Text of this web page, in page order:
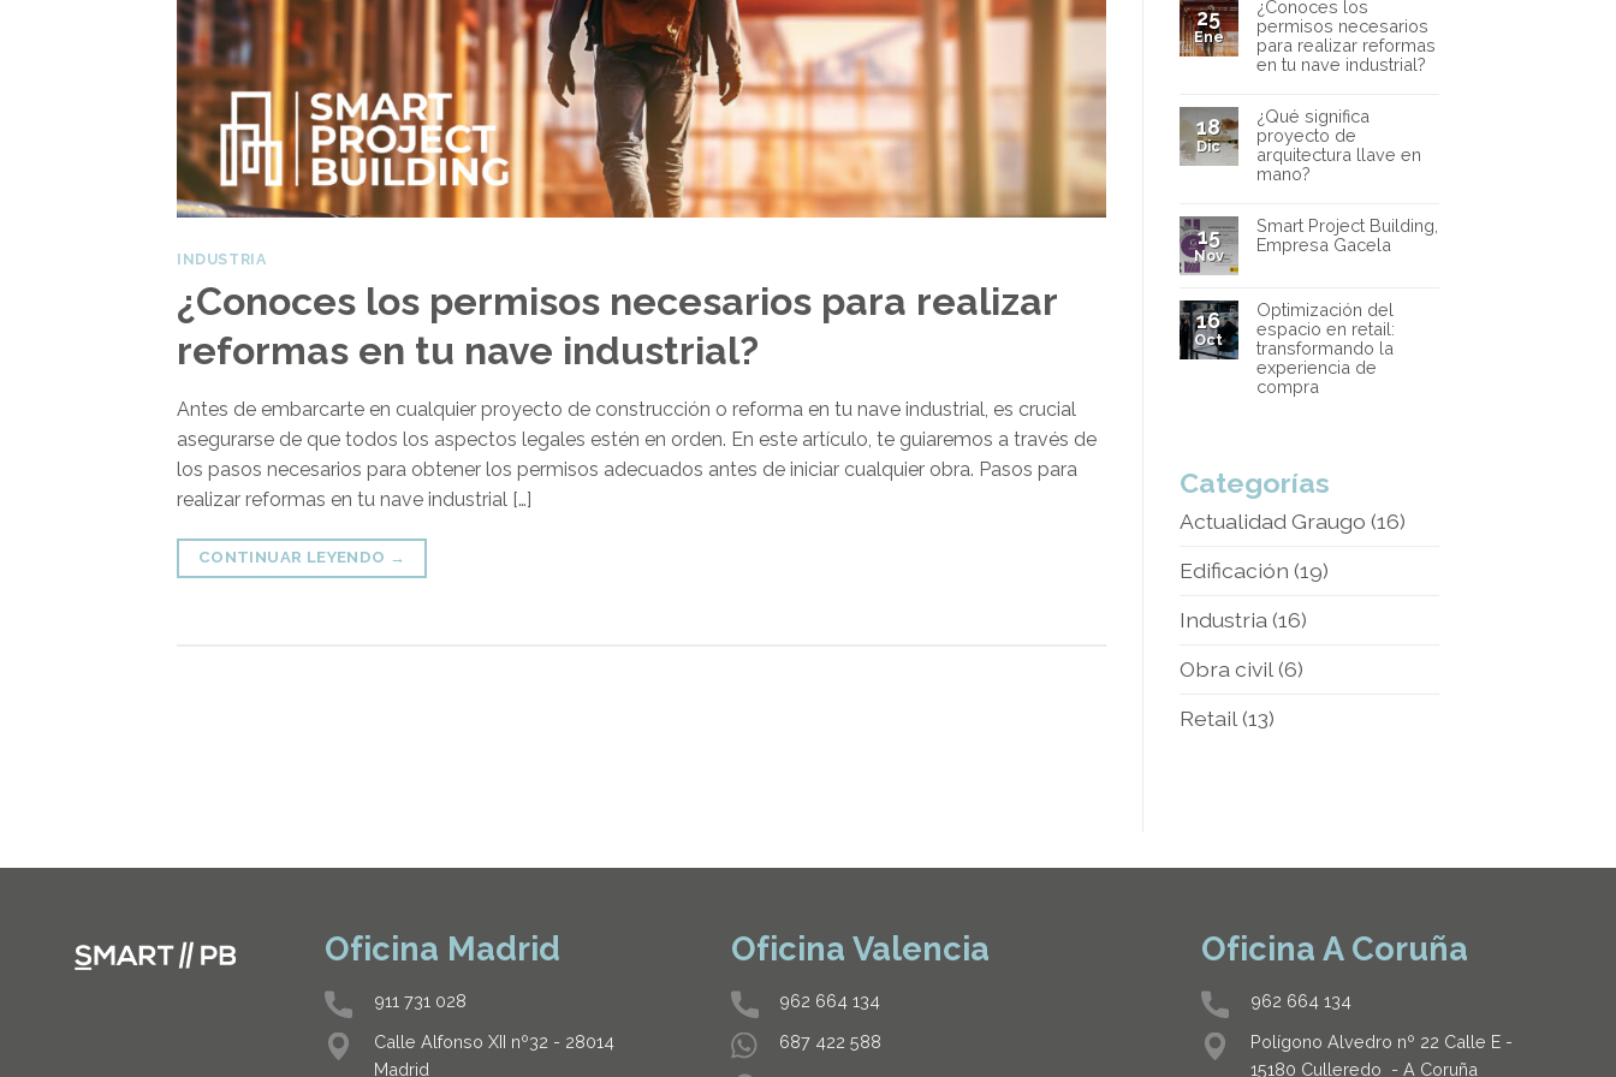
INDUSTRIA
¿Conoces los permisos necesarios para realizar
reformas en tu nave industrial?
Antes de embarcarte en cualquier proyecto de construcción o reforma en tu nave industrial, es crucial
asegurarse de que todos los aspectos legales estén en orden. En este artículo, te guiaremos a través de
los pasos necesarios para obtener los permisos adecuados antes de iniciar cualquier obra. Pasos para
realizar reformas en tu nave industrial […]
CONTINUAR LEYENDO →
25
Ene
¿Conoces los
permisos necesarios
para realizar reformas
en tu nave industrial?
18
Dic
¿Qué significa
proyecto de
arquitectura llave en
mano?
15
Nov
Smart Project Building,
Empresa Gacela
16
Oct
Optimización del
espacio en retail:
transformando la
experiencia de
compra
Categorías
Actualidad Graugo (16)
Edificación (19)
Industria (16)
Obra civil (6)
Retail (13)
Oficina Madrid
911 731 028
Calle Alfonso XII nº32 - 28014
Madrid
Oficina Valencia
962 664 134
687 422 588
Oficina A Coruña
962 664 134
Polígono Alvedro nº 22 Calle E -
15180 Culleredo - A Coruña